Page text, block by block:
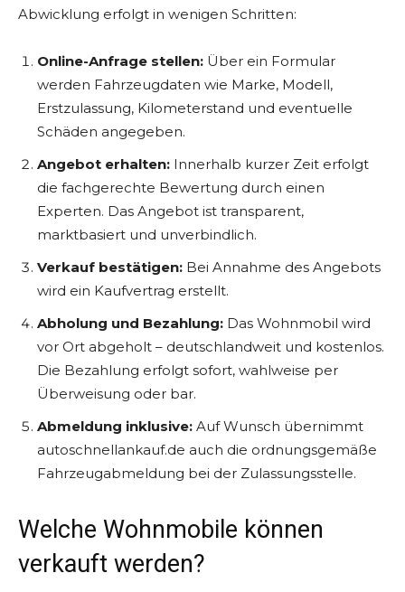
Abwicklung erfolgt in wenigen Schritten:
Online-Anfrage stellen: Über ein Formular
werden Fahrzeugdaten wie Marke, Modell,
Erstzulassung, Kilometerstand und eventuelle
Schäden angegeben.
Angebot erhalten: Innerhalb kurzer Zeit erfolgt
die fachgerechte Bewertung durch einen
Experten. Das Angebot ist transparent,
marktbasiert und unverbindlich.
Verkauf bestätigen: Bei Annahme des Angebots
wird ein Kaufvertrag erstellt.
Abholung und Bezahlung: Das Wohnmobil wird
vor Ort abgeholt – deutschlandweit und kostenlos.
Die Bezahlung erfolgt sofort, wahlweise per
Überweisung oder bar.
Abmeldung inklusive: Auf Wunsch übernimmt
autoschnellankauf.de auch die ordnungsgemäße
Fahrzeugabmeldung bei der Zulassungsstelle.
Welche Wohnmobile können
verkauft werden?